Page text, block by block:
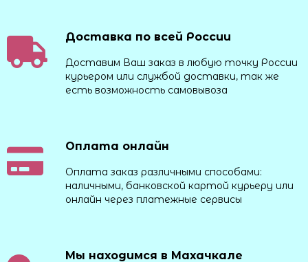
Доставка по всей России
Доставим Ваш заказ в любую точку России
курьером или службой доставки, так же
есть возможность самовывоза
Оплата онлайн
Оплата заказ различными способами:
наличными, банковской картой курьеру или
онлайн через платежные сервисы
Мы находимся в Махачкале